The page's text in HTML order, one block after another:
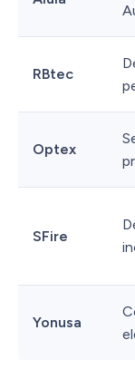
RBtec
Optex
SFire
Yonusa